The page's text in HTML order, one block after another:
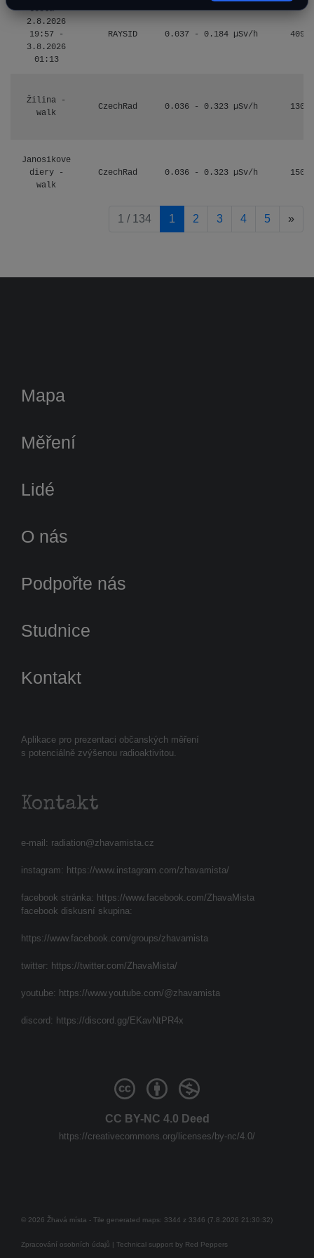
Cesta -
2.8.2026
19:57 -
3.8.2026
01:13
RAYSID 0.037 - 0.184 µSv/h 4097
Žilina -
walk
CzechRad 0.036 - 0.323 µSv/h 1303
Janosikove
diery -
walk
CzechRad 0.036 - 0.323 µSv/h 1507
1 / 134 1 2 3 4 5 »
Aplikace pro prezentaci občanských měření
s potenciálně zvýšenou radioaktivitou.
Kontakt
e-mail: radiation@zhavamista.cz
instagram: https://www.instagram.com/zhavamista/
facebook stránka: https://www.facebook.com/ZhavaMista
facebook diskusní skupina:
https://www.facebook.com/groups/zhavamista
twitter: https://twitter.com/ZhavaMista/
youtube: https://www.youtube.com/@zhavamista
discord: https://discord.gg/EKavNtPR4x
Mapa
Měření
Lidé
O nás
Podpořte nás
Studnice
Kontakt
CC BY-NC 4.0 Deed
https://creativecommons.org/licenses/by-nc/4.0/
© 2026 Žhavá místa - Tile generated maps: 3344 z 3346 (7.8.2026 21:30:32)
Zpracování osobních údajů | Technical support by Red Peppers